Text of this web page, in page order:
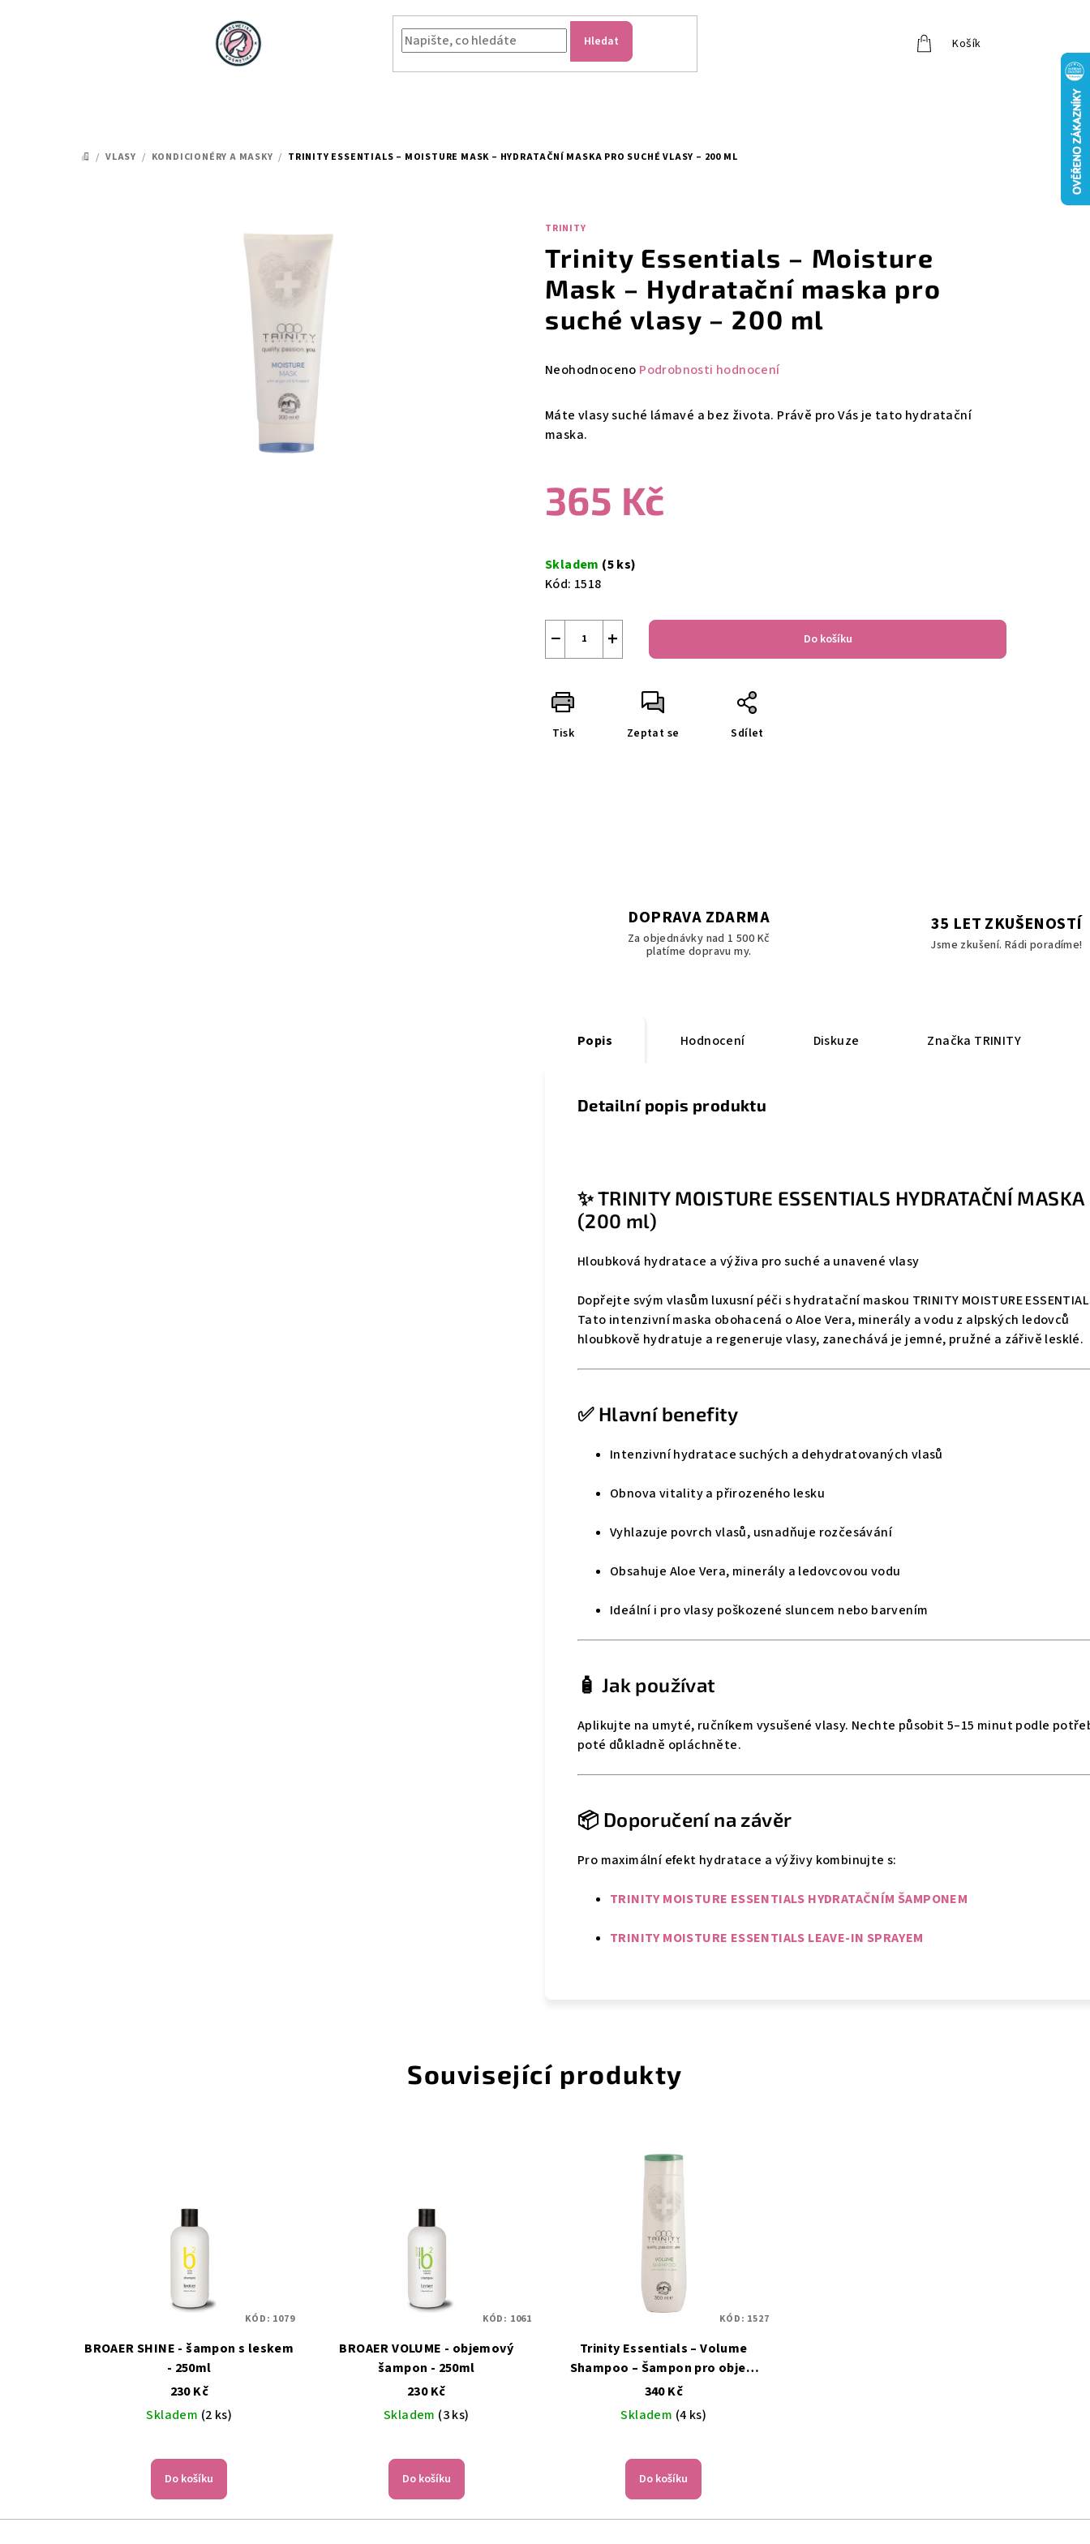
Hledat Košík
DOMŮ
/ VLASY / KONDICIONÉRY A MASKY / TRINITY ESSENTIALS – MOISTURE MASK – HYDRATAČNÍ MASKA PRO SUCHÉ VLASY – 200 ML
TRINITY
Trinity Essentials – Moisture
Mask – Hydratační maska pro
suché vlasy – 200 ml
Průměrné
produktu
5
hvězdiček.
Neohodnoceno Podrobnosti hodnocení
Máte vlasy suché lámavé a bez života. Právě pro Vás je tato hydratační
maska.
365 Kč
cena:
Skladem (5 ks)
Kód: 1518
+
− Do košíku
Tisk Zeptat se Sdílet
DOPRAVA ZDARMA
Za objednávky nad 1 500 Kč
platíme dopravu my.
35 LET ZKUŠENOSTÍ
Jsme zkušení. Rádi poradíme!
Popis Hodnocení Diskuze Značka TRINITY
Detailní popis produktu
✨ TRINITY MOISTURE ESSENTIALS HYDRATAČNÍ MASKA
(200 ml)
Hloubková hydratace a výživa pro suché a unavené vlasy
Dopřejte svým vlasům luxusní péči s hydratační maskou TRINITY MOISTURE
Tato intenzivní maska obohacená o Aloe Vera, minerály a vodu z alpských ledovců
hloubkově hydratuje a regeneruje vlasy, zanechává je jemné, pružné a zářivě lesklé.
✅ Hlavní benefity
Intenzivní hydratace suchých a dehydratovaných vlasů
Obnova vitality a přirozeného lesku
Vyhlazuje povrch vlasů, usnadňuje rozčesávání
Obsahuje Aloe Vera, minerály a ledovcovou vodu
Ideální i pro vlasy poškozené sluncem nebo barvením
🧴 Jak používat
Aplikujte na umyté, ručníkem vysušené vlasy. Nechte působit 5–15 minut podle
poté důkladně opláchněte.
📦 Doporučení na závěr
Pro maximální efekt hydratace a výživy kombinujte s:
TRINITY MOISTURE ESSENTIALS HYDRATAČNÍM ŠAMPONEM
TRINITY MOISTURE ESSENTIALS LEAVE-IN SPRAYEM
Související produkty
BROAER SHINE - šampon s leskem
- 250ml
230 Kč
Skladem (2 ks)
Do košíku
KÓD: 1079
BROAER VOLUME - objemový
šampon - 250ml
230 Kč
Skladem (3 ks)
hodnocení
produktu
je
5,0
Do košíku
KÓD: 1061
Trinity Essentials – Volume
Shampoo – Šampon pro objem
jemných vlasů – 300 ml
340 Kč
Skladem (4 ks)
Do košíku
KÓD: 1527